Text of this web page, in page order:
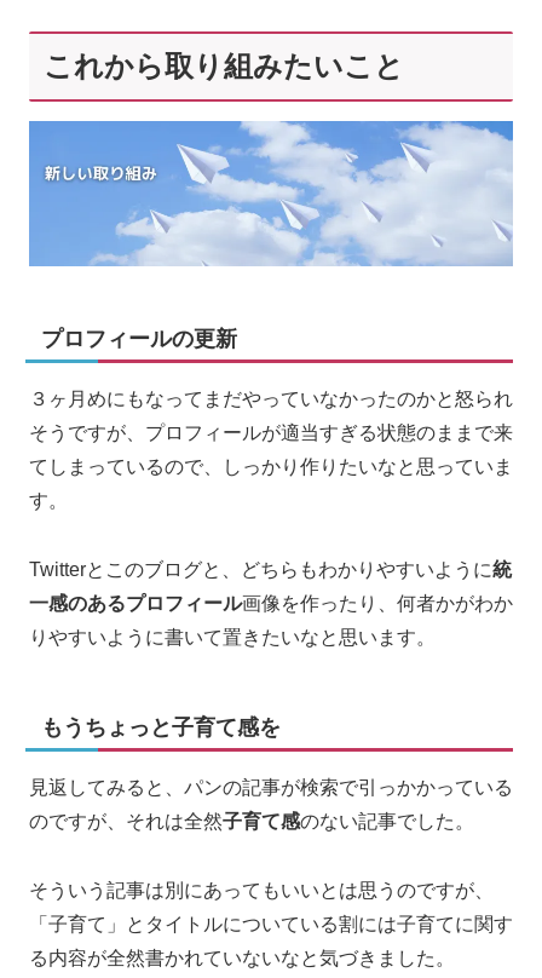
これから取り組みたいこと
プロフィールの更新
３ヶ月めにもなってまだやっていなかったのかと怒られ
そうですが、プロフィールが適当すぎる状態のままで来
てしまっているので、しっかり作りたいなと思っていま
す。
Twitterとこのブログと、どちらもわかりやすいように統
一感のあるプロフィール画像を作ったり、何者かがわか
りやすいように書いて置きたいなと思います。
もうちょっと子育て感を
見返してみると、パンの記事が検索で引っかかっている
のですが、それは全然子育て感のない記事でした。
そういう記事は別にあってもいいとは思うのですが、
「子育て」とタイトルについている割には子育てに関す
る内容が全然書かれていないなと気づきました。